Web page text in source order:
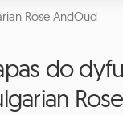
Rose AndOud
do